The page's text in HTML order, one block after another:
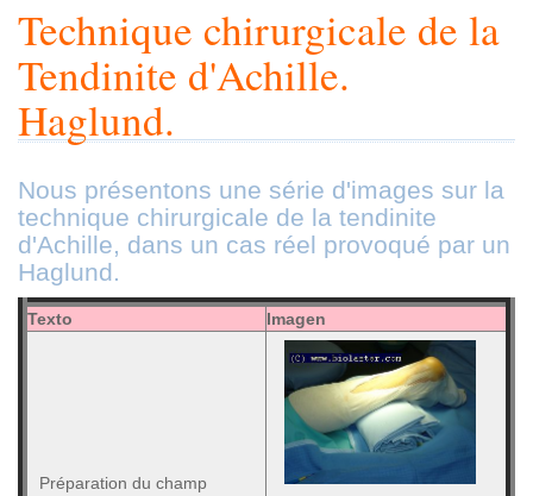
Technique chirurgicale de la
Tendinite d'Achille.
Haglund.
Nous présentons une série d'images sur la
technique chirurgicale de la tendinite
d'Achille, dans un cas réel provoqué par un
Haglund.
Texto Imagen
Préparation du champ